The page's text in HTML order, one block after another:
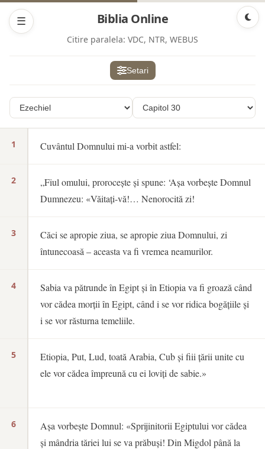
☰ Biblia Online
Citire paralela: VDC, NTR, WEBUS
Setari
1
2
3
4
5
6
Cuvântul Domnului mi-a vorbit astfel:
„Fiul omului, prorocește și spune: ‘Așa vorbește Domnul
Dumnezeu: «Văitați-vă!… Nenorocită zi!
Căci se apropie ziua, se apropie ziua Domnului, zi
întunecoasă – aceasta va fi vremea neamurilor.
Sabia va pătrunde în Egipt și în Etiopia va fi groază când
vor cădea morții în Egipt, când i se vor ridica bogățiile și
i se vor răsturna temeliile.
Etiopia, Put, Lud, toată Arabia, Cub și fiii țării unite cu
ele vor cădea împreună cu ei loviți de sabie.»
Așa vorbește Domnul: «Sprijinitorii Egiptului vor cădea
și mândria tăriei lui se va prăbuși! Din Migdol până la